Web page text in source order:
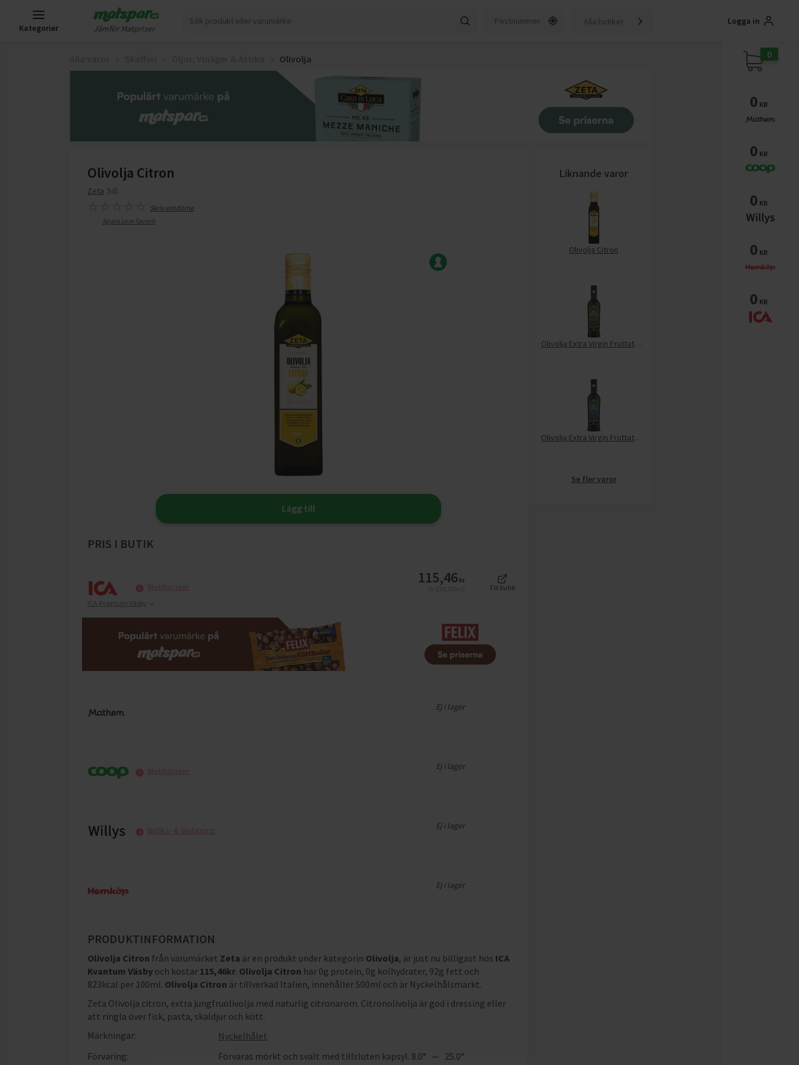
Kategorier Jämför Matpriser
Alla butiker Logga in
Olivolja
Olivolja Citron
Zeta 5dl
Skriv omdöme
Spara som favorit
Liknande varor
Olivolja Citron
Olivolja Extra Virgin Fruttato Intenso
Olivolja Extra Virgin Fruttato Medio
Se fler varor
Lägg till
PRIS I BUTIK
Webbpriser
115,46 kr
Till butik
ICA Kvantum Väsby
Ej i lager
Webbpriser Ej i lager
Butiks- & Webbpris Ej i lager
Ej i lager
PRODUKTINFORMATION
Olivolja Citron från varumärket Zeta är en produkt under kategorin Olivolja, är just nu billigast hos ICA
Kvantum Väsby och kostar 115,46kr. Olivolja Citron har 0g protein, 0g kolhydrater, 92g fett och
823kcal per 100ml. Olivolja Citron är tillverkad Italien, innehåller 500ml och är Nyckelhålsmärkt.
Zeta Olivolja citron, extra jungfruolivolja med naturlig citronarom. Citronolivolja är god i dressing eller
att ringla över fisk, pasta, skaldjur och kött.
Märkningar:
Nyckelhålet
Förvaring:
Förvaras mörkt och svalt med tillsluten kapsyl. 8.0° — 25.0°
0
0 KR
0 KR
0 KR
0 KR
0 KR